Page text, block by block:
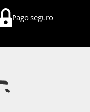
Pago seguro